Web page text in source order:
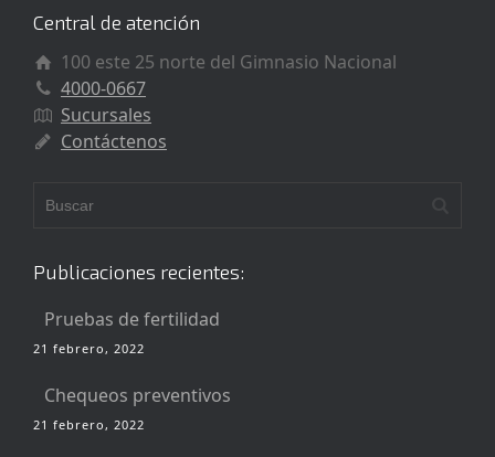
Central de atención
100 este 25 norte del Gimnasio Nacional
4000-0667
Sucursales
Contáctenos
Publicaciones recientes:
Pruebas de fertilidad
21 febrero, 2022
Chequeos preventivos
21 febrero, 2022